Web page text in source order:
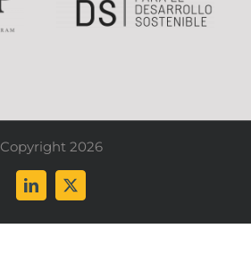
Copyright 2026
LinkedIn
X